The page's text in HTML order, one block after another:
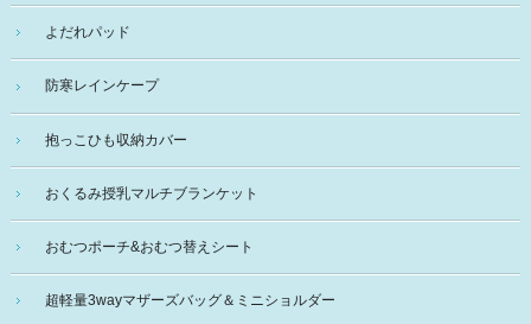
よだれパッド
防寒レインケープ
抱っこひも収納カバー
おくるみ授乳マルチブランケット
おむつポーチ&おむつ替えシート
超軽量3wayマザーズバッグ＆ミニショルダー